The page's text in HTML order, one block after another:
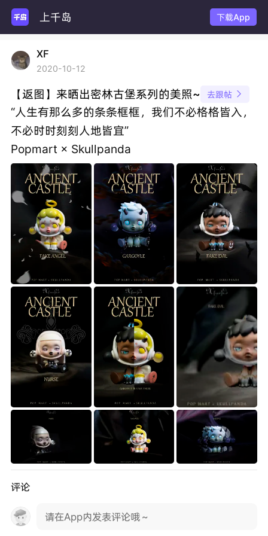
上千岛 下载App
XF
2020-10-12
【返图】来晒出密林古堡系列的美照~ 去跟帖 
“人生有那么多的条条框框，我们不必格格皆入，
不必时时刻刻人地皆宜”
Popmart × Skullpanda
评论
请在App内发表评论哦～